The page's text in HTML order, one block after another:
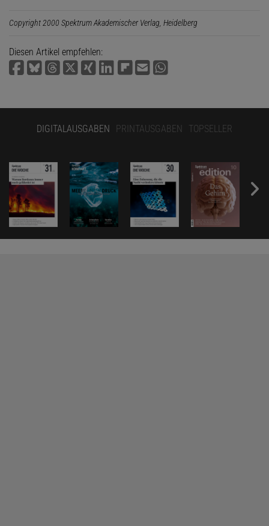
Copyright 2000 Spektrum Akademischer Verlag, Heidelberg
Diesen Artikel empfehlen:
DIGITALAUSGABEN PRINTAUSGABEN TOPSELLER